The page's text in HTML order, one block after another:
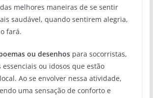
melhores maneiras de se sentir
saudável, quando sentirem alegria,
fará.
ou desenhos para socorristas,
ou idosos que estão
Ao se envolver nessa atividade,
uma sensação de conforto e